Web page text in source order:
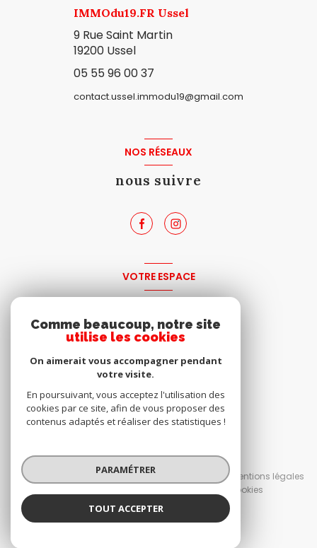
IMMOdu19.FR Ussel
9 Rue Saint Martin
19200 Ussel
05 55 96 00 37
contact.ussel.immodu19@gmail.com
NOS RÉSEAUX
nous suivre
VOTRE ESPACE
© 2026 | Tous droits réservés
Nos honoraires
Nos partenaires
Mentions légales
Cookies
Comme beaucoup, notre site
utilise les cookies
On aimerait vous accompagner pendant
votre visite.
En poursuivant, vous acceptez l'utilisation des
cookies par ce site, afin de vous proposer des
contenus adaptés et réaliser des statistiques !
PARAMÉTRER
TOUT ACCEPTER